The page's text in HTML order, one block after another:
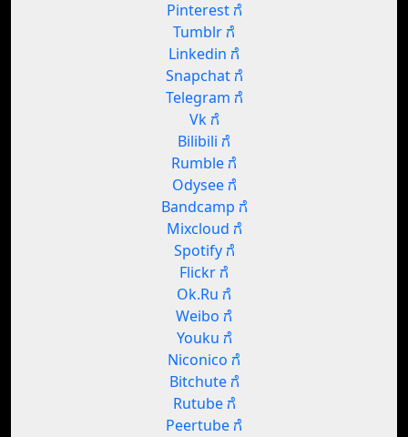
Pinterest ಗೆ
Tumblr ಗೆ
Linkedin ಗೆ
Snapchat ಗೆ
Telegram ಗೆ
Vk ಗೆ
Bilibili ಗೆ
Rumble ಗೆ
Odysee ಗೆ
Bandcamp ಗೆ
Mixcloud ಗೆ
Spotify ಗೆ
Flickr ಗೆ
Ok.Ru ಗೆ
Weibo ಗೆ
Youku ಗೆ
Niconico ಗೆ
Bitchute ಗೆ
Rutube ಗೆ
Peertube ಗೆ